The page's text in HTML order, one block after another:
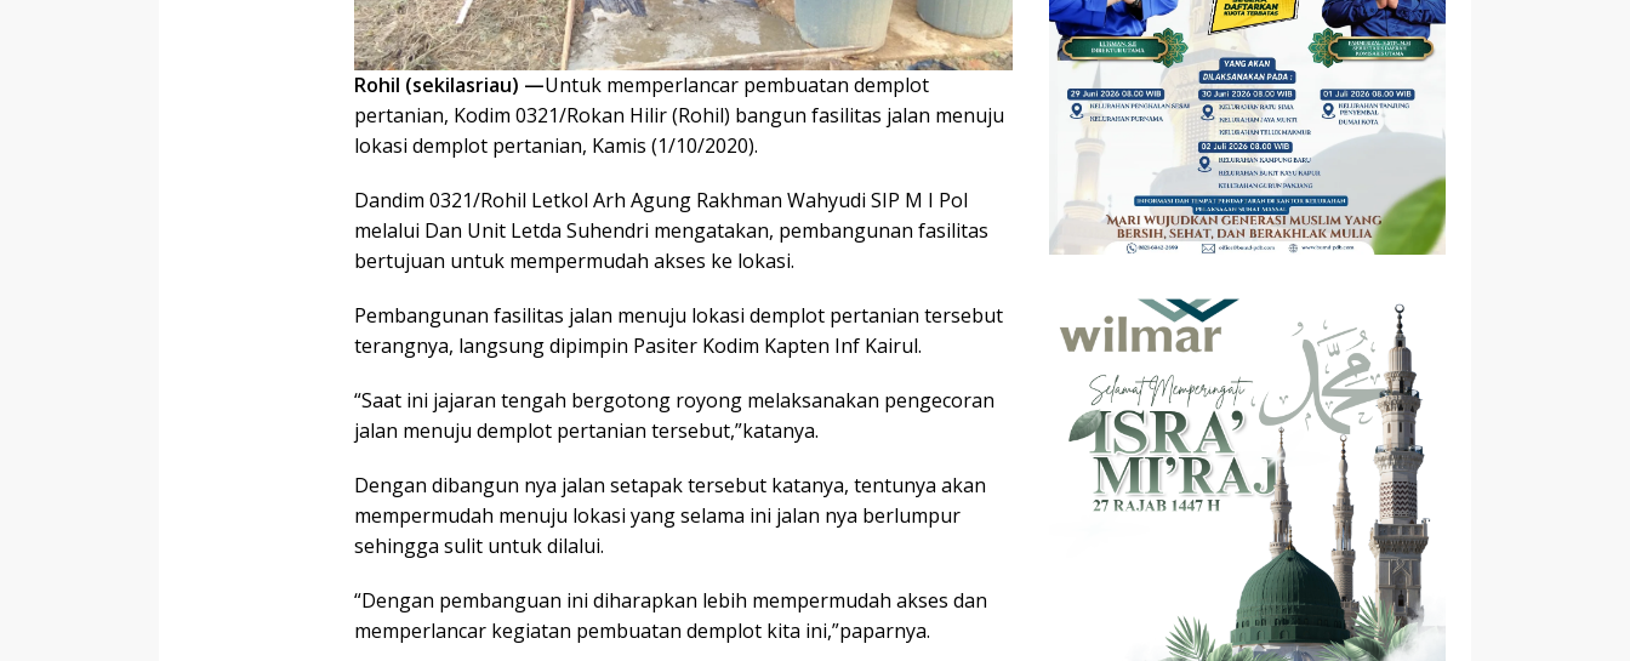
Rohil (sekilasriau) —Untuk memperlancar pembuatan demplot
pertanian, Kodim 0321/Rokan Hilir (Rohil) bangun fasilitas jalan menuju
lokasi demplot pertanian, Kamis (1/10/2020).
Dandim 0321/Rohil Letkol Arh Agung Rakhman Wahyudi SIP M I Pol
melalui Dan Unit Letda Suhendri mengatakan, pembangunan fasilitas
bertujuan untuk mempermudah akses ke lokasi.
Pembangunan fasilitas jalan menuju lokasi demplot pertanian tersebut
terangnya, langsung dipimpin Pasiter Kodim Kapten Inf Kairul.
“Saat ini jajaran tengah bergotong royong melaksanakan pengecoran
jalan menuju demplot pertanian tersebut,”katanya.
Dengan dibangun nya jalan setapak tersebut katanya, tentunya akan
mempermudah menuju lokasi yang selama ini jalan nya berlumpur
sehingga sulit untuk dilalui.
“Dengan pembanguan ini diharapkan lebih mempermudah akses dan
memperlancar kegiatan pembuatan demplot kita ini,”paparnya.